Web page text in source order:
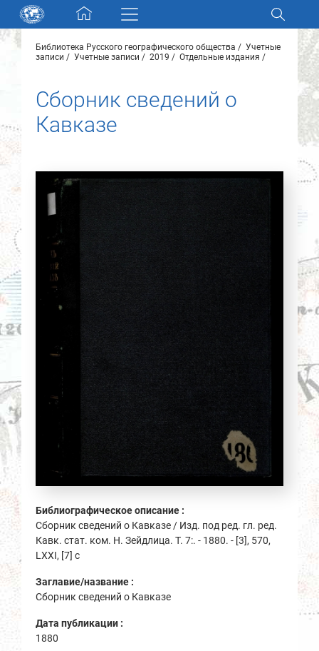
Skip navigation
Разделы и коллекции
Электронный каталог
Новости
О нас
Контакты
Партнеры
Найти
Библиотека Русского географического общества
Учетные
записи
Учетные записи 2019 Отдельные издания
Сборник сведений о
Кавказе
Библиографическое описание :
Сборник сведений о Кавказе / Изд. под ред. гл. ред.
Кавк. стат. ком. Н. Зейдлица. Т. 7:. - 1880. - [3], 570,
LXXI, [7] с
Заглавие/название :
Сборник сведений о Кавказе
Дата публикации :
1880